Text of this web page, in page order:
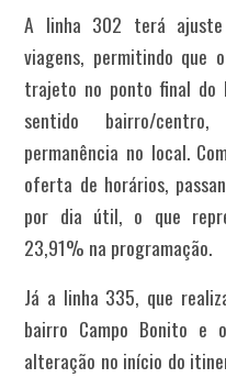
A linha 302 terá
viagens, permitindo que
trajeto no ponto final do
sentido bairro/
permanência no local.
oferta de horários,
por dia útil, o que
23,91% na programação.
Já a linha 335, que
bairro Campo Bonito e
alteração no início do